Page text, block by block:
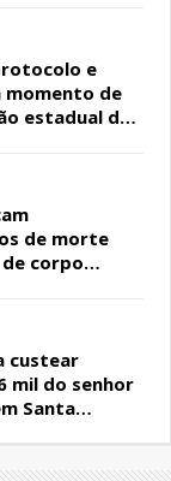
e
momento de
estadual do
de morte
corpo
custear
mil do senhor
Santa